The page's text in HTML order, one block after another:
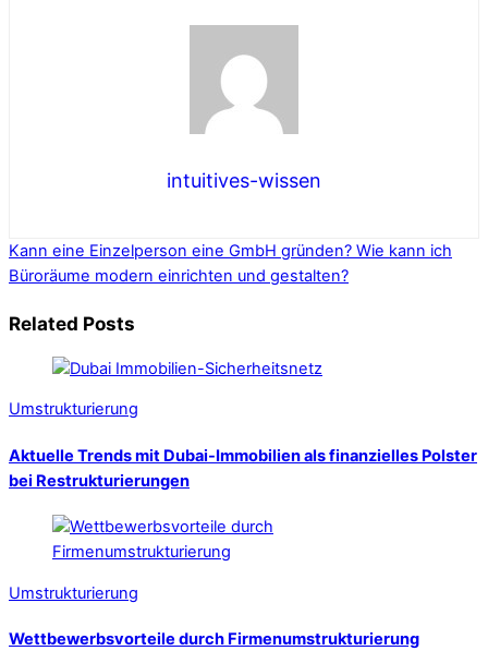
intuitives-wissen
Kann eine Einzelperson eine GmbH gründen? Wie kann ich
Büroräume modern einrichten und gestalten?
Related Posts
Umstrukturierung
Aktuelle Trends mit Dubai-Immobilien als finanzielles Polster
bei Restrukturierungen
Umstrukturierung
Wettbewerbsvorteile durch Firmenumstrukturierung